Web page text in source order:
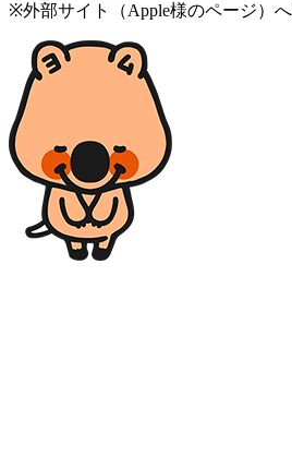
※外部サイト（Apple様のページ）